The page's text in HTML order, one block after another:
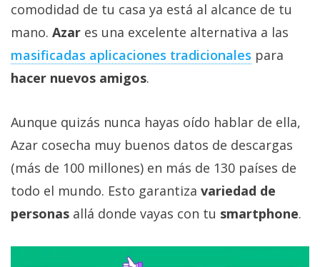
+
temas
Foros
Contacto
Sobre
comodidad de tu casa ya está al alcance de tu
mano. Azar es una excelente alternativa a las
masificadas aplicaciones tradicionales para
hacer nuevos amigos.
Aunque quizás nunca hayas oído hablar de ella,
Azar cosecha muy buenos datos de descargas
(más de 100 millones) en más de 130 países de
todo el mundo. Esto garantiza variedad de
personas allá donde vayas con tu smartphone.